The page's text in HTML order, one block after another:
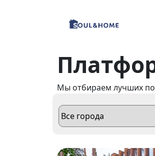
Мы отбираем лучших